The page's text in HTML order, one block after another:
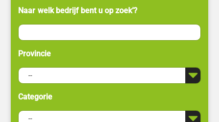
Naar welk bedrijf bent u op zoek’?
Provincie
Categorie